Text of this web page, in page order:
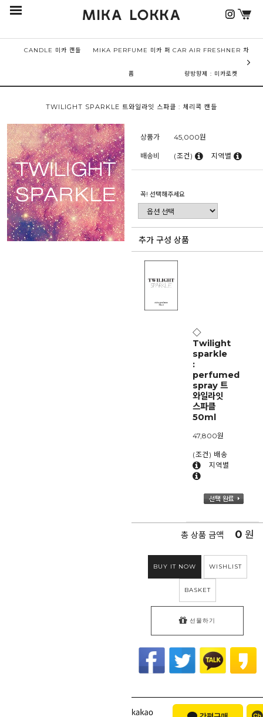
CANDLE 미카 캔들 MIKA PERFUME 미카 퍼
퓸
CAR AIR FRESHNER 차
량방향제 : 미카로켓
TWILIGHT SPARKLE 트와일라잇 스파클 : 체리콕 캔들
상품가 45,000원
배송비 (조건) 지역별
꼭! 선택해주세요
추가 구성 상품
◇
Twilight
sparkle
:
perfumed
spray 트
와일라잇
스파클
50ml
47,800원
(조건) 배송
지역별
총 상품 금액 0 원
BUY IT NOW WISHLIST
BASKET
선물하기